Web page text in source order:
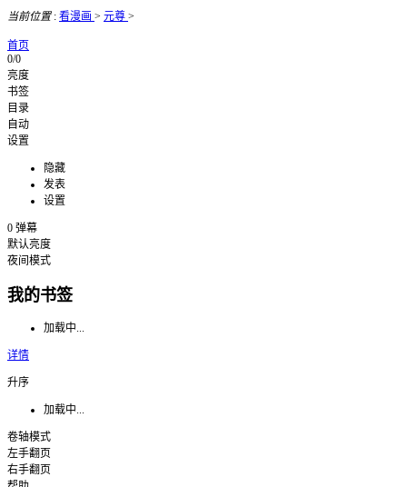
当前位置: 看漫画 > 元尊 >
首页
0/0
亮度
书签
目录
自动
设置
隐藏
发表
设置
0 弹幕
默认亮度
夜间模式
我的书签
加载中...
详情
升序
加载中...
卷轴模式
左手翻页
右手翻页